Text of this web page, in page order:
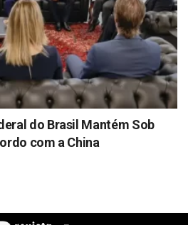
do Brasil Mantém Sob
com a China